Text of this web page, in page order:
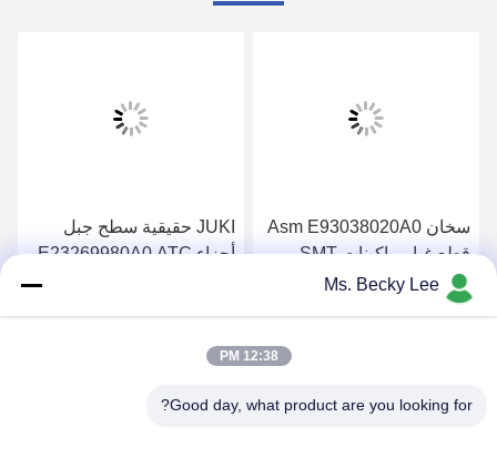
سخان Asm E93038020A0
قطع غيار ماكينات SMT
سنة
JUKI حقيقية سطح جبل
أجزاء E23269980A0 ATC
OFFSET BOSS ASM 2 ل
Ms. Becky Lee
12:38 PM
Good day, what product are you looking for?